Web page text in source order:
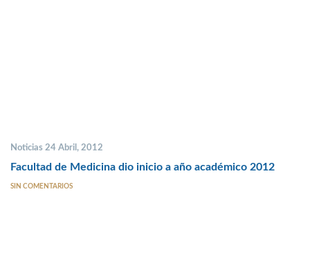
Noticias 24 Abril, 2012
Facultad de Medicina dio inicio a año académico 2012
SIN COMENTARIOS